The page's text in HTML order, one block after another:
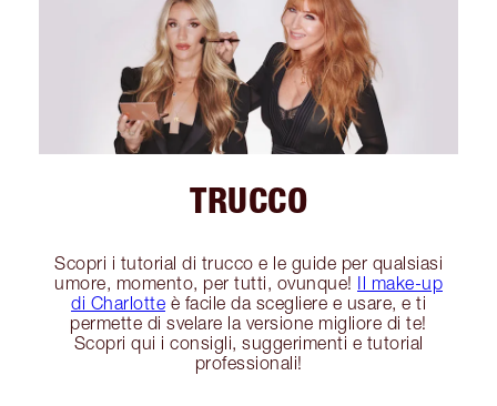
TRUCCO
Scopri i tutorial di trucco e le guide per qualsiasi
umore, momento, per tutti, ovunque! Il make-up
di Charlotte è facile da scegliere e usare, e ti
permette di svelare la versione migliore di te!
Scopri qui i consigli, suggerimenti e tutorial
professionali!